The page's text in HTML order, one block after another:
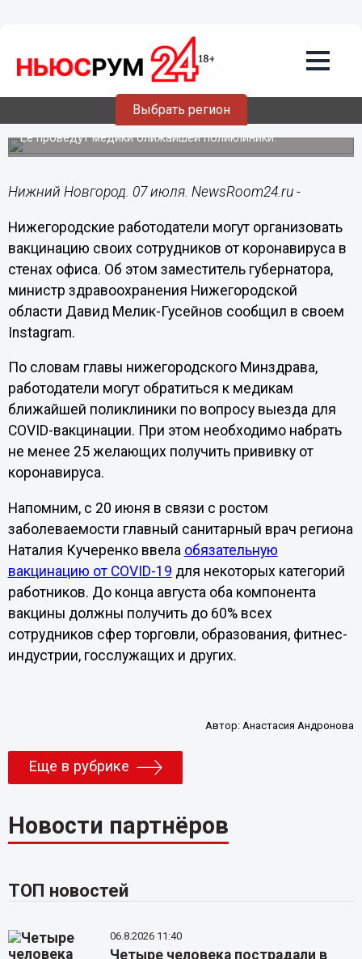
Выбрать регион
Нижегородские работодатели могут
организовать выездную вакцинацию
от коронавируса
Ее проведут медики ближайшей поликлиники.
Нижний Новгород. 07 июля. NewsRoom24.ru -
Нижегородские работодатели могут организовать
вакцинацию своих сотрудников от коронавируса в
стенах офиса. Об этом заместитель губернатора,
министр здравоохранения Нижегородской
области Давид Мелик-Гусейнов сообщил в своем
Instagram.
По словам главы нижегородского Минздрава,
работодатели могут обратиться к медикам
ближайшей поликлиники по вопросу выезда для
COVID-вакцинации. При этом необходимо набрать
не менее 25 желающих получить прививку от
коронавируса.
Напомним, с 20 июня в связи с ростом
заболеваемости главный санитарный врач региона
Наталия Кучеренко ввела обязательную
вакцинацию от COVID-19 для некоторых категорий
работников. До конца августа оба компонента
вакцины должны получить до 60% всех
сотрудников сфер торговли, образования, фитнес-
индустрии, госслужащих и других.
Автор: Анастасия Андронова
Еще в рубрике
Новости партнёров
ТОП новостей
06.8.2026 11:40
Четыре человека пострадали в